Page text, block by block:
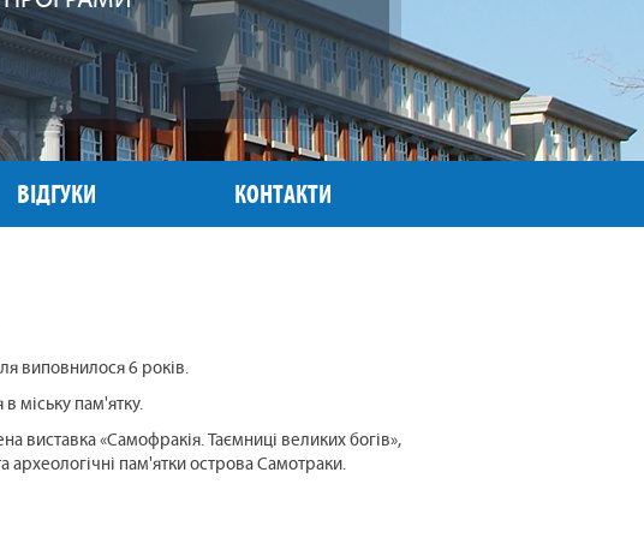
ВІДГУКИ КОНТАКТИ
виповнилося 6 років.
в міську пам'ятку.
виставка«Самофракія. Таємниці великих богів»,
археологічні пам'ятки острова Самотраки.